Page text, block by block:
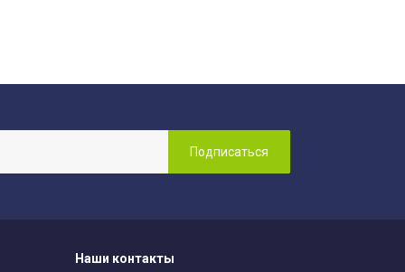
Наши контакты